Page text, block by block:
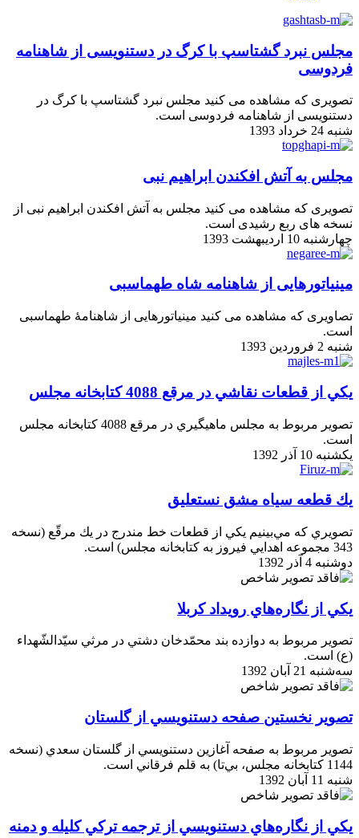
مجلس نبرد گشتاسپ با کرگ در دستنویسی از شاهنامه
فردوسی
تصویری که مشاهده می کنید مجلس نبرد گشتاسپ با کرگ در
دستنویسی از شاهنامه فردوسی است.
شنبه 24 خرداد 1393
مجلس به آتش افکندن ابراهیم نبی
تصویری که مشاهده می کنید مجلس به آتش افکندن ابراهیم نبی از
نسخه های ربع رشیدی است.
چهارشنبه 10 اردیبهشت 1393
مینیاتورهایی از شاهنامه شاه طهماسبی
تصاویری که مشاهده می کنید مینیاتورهایی از شاهنامۀ طهماسبی
است.
شنبه 2 فروردین 1393
يكي از قطعات نقاشي در مرقع 4088 كتابخانه مجلس
تصوير مربوط به مجلس ماهيگيري در مرقع 4088 كتابخانه مجلس
است.
یکشنبه 10 آذر 1392
يك قطعه سياه‌ مشق نستعليق
تصويري كه مي‌بينيم يكي از قطعات خط مندرج در يك مرقّع (نسخه
343 مجموعه اهدايي فيروز به كتابخانه مجلس) است.
دوشنبه 4 آذر 1392
يكي از نگاره‌هاي رويداد كربلا
تصوير مربوط به دوازده بند محمّدخان دشتي در مرثي سيّدالشّهداء
(ع) است.
سه‌شنبه 21 آبان 1392
تصوير نخستين صفحه دستنويسي از گلستان
تصوير مربوط به صفحه آغازين دستنويسي از گلستان سعدي (نسخه
1144 كتابخانه مجلس، بي‌تا) به قلم فرقاني است.
شنبه 11 آبان 1392
يكي از نگاره‌هاي دستنويسي از ترجمه تركي كليله و دمنه